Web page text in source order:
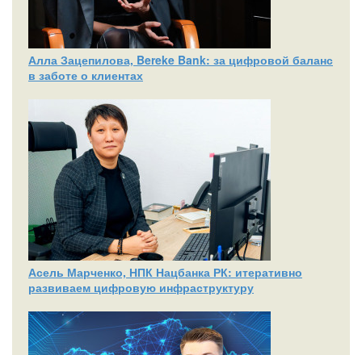
Алла Зацепилова, Bereke Bank: за цифровой баланс
в заботе о клиентах
Асель Марченко, НПК Нацбанка РК: итеративно
развиваем цифровую инфраструктуру